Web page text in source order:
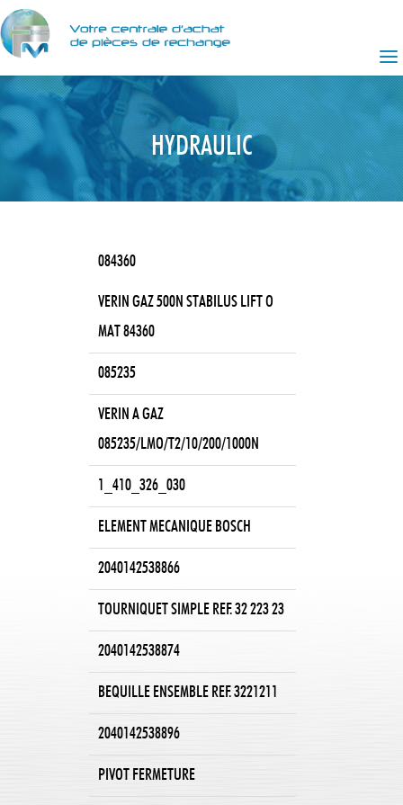
HYDRAULIC
084360
VERIN GAZ 500N STABILUS LIFT O
MAT 84360
085235
VERIN A GAZ
085235/LMO/T2/10/200/1000N
1_410_326_030
ELEMENT MECANIQUE BOSCH
2040142538866
TOURNIQUET SIMPLE REF. 32 223 23
2040142538874
BEQUILLE ENSEMBLE REF. 3221211
2040142538896
PIVOT FERMETURE